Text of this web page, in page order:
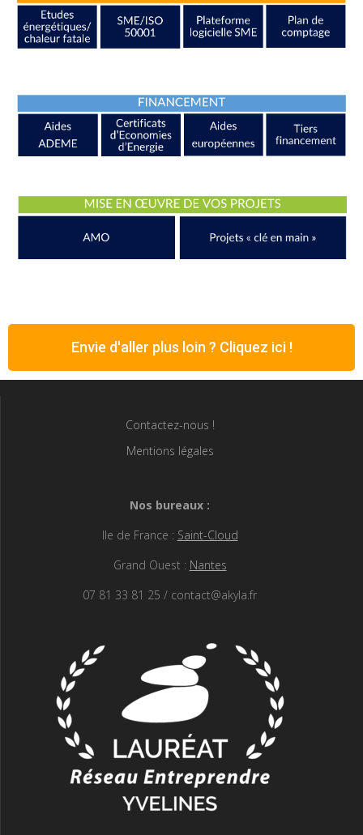
Envie d'aller plus loin ? Cliquez ici !
Contactez-nous !
Mentions légales
Nos bureaux :
Ile de France : Saint-Cloud
Grand Ouest : Nantes
07 81 33 81 25 / contact@akyla.fr